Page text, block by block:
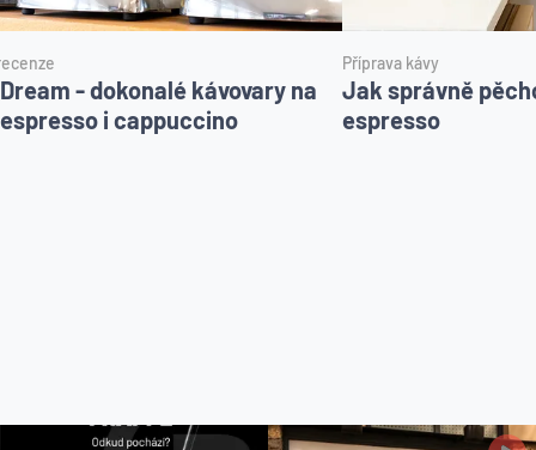
- dokonalé kávovary na
i cappuccino
Příprava kávy
Jak správně
espresso